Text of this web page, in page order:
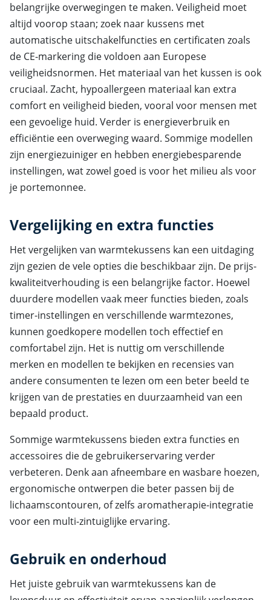
belangrijke overwegingen te maken. Veiligheid moet
altijd voorop staan; zoek naar kussens met
automatische uitschakelfuncties en certificaten zoals
de CE-markering die voldoen aan Europese
veiligheidsnormen. Het materiaal van het kussen is ook
cruciaal. Zacht, hypoallergeen materiaal kan extra
comfort en veiligheid bieden, vooral voor mensen met
een gevoelige huid. Verder is energieverbruik en
efficiëntie een overweging waard. Sommige modellen
zijn energiezuiniger en hebben energiebesparende
instellingen, wat zowel goed is voor het milieu als voor
je portemonnee.
Vergelijking en extra functies
Het vergelijken van warmtekussens kan een uitdaging
zijn gezien de vele opties die beschikbaar zijn. De prijs-
kwaliteitverhouding is een belangrijke factor. Hoewel
duurdere modellen vaak meer functies bieden, zoals
timer-instellingen en verschillende warmtezones,
kunnen goedkopere modellen toch effectief en
comfortabel zijn. Het is nuttig om verschillende
merken en modellen te bekijken en recensies van
andere consumenten te lezen om een beter beeld te
krijgen van de prestaties en duurzaamheid van een
bepaald product.
Sommige warmtekussens bieden extra functies en
accessoires die de gebruikerservaring verder
verbeteren. Denk aan afneembare en wasbare hoezen,
ergonomische ontwerpen die beter passen bij de
lichaamscontouren, of zelfs aromatherapie-integratie
voor een multi-zintuiglijke ervaring.
Gebruik en onderhoud
Het juiste gebruik van warmtekussens kan de